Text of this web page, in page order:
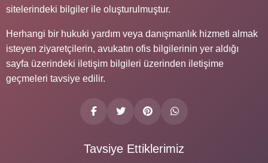
sitelerindeki bilgiler ile oluşturulmuştur.
Herhangi bir hukuki yardım veya danışmanlık hizmeti almak
isteyen ziyaretçilerin, avukatın ofis bilgilerinin yer aldığı
sayfa üzerindeki iletişim bilgileri üzerinden iletişime
geçmeleri tavsiye edilir.
Tavsiye Ettiklerimiz